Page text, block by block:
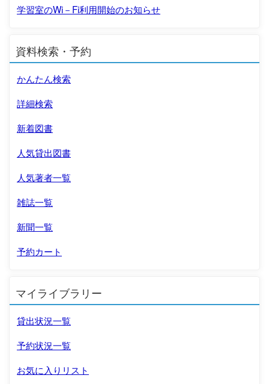
学習室のWi－Fi利用開始のお知らせ
資料検索・予約
かんたん検索
詳細検索
新着図書
人気貸出図書
人気著者一覧
雑誌一覧
新聞一覧
予約カート
マイライブラリー
貸出状況一覧
予約状況一覧
お気に入りリスト